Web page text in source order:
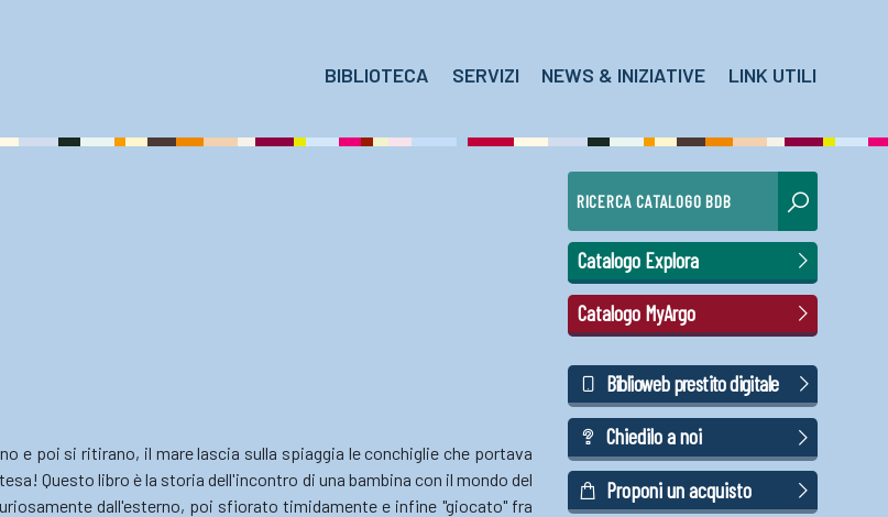
BIBLIOTECA SERVIZI NEWS & INIZIATIVE LINK UTILI
e poi si ritirano, il mare lascia sulla spiaggia le conchiglie che portava
Questo libro è la storia dell'incontro di una bambina con il mondo del
dall'esterno, poi sfiorato timidamente e infine "giocato" fra
RICERCA CATALOGO BDB
Catalogo Explora
Catalogo MyArgo
Biblioweb prestito digitale
Chiedilo a noi
Proponi un acquisto